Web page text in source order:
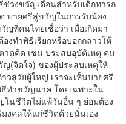
ช่วงขวัญเดือนสำหรับเด็กทารก
บายศรีสู่ขวัญในการรับน้อง
ญที่คนไทยเชื่อว่า เมื่อเกิดมา
งทำพิธีเรียกหรือบอกกล่าวให้
าดคิด เช่น ประสบอุบัติเหตุ คน
(จิตใจ) ของผู้ประสบเหตุให้
วสู่วัยผู้ใหญ่ เราจะเห็นบายศรี
ทำขวัญนาค โดยเฉพาะใน
นชีวิตไม่แพ้วันอื่น ๆ ย่อมต้อง
งคลให้แก่ชีวิตด้วยนั่นเอง